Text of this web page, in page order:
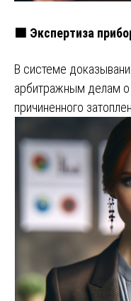
🟩 Экспертиза
В системе
арбитражным делам
причиненного